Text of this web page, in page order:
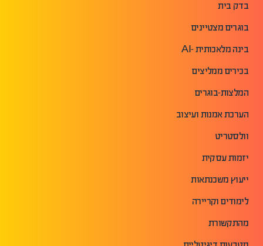
בדק בית
בוגרים מצטיינים
בינה מלאכותית -AI
בכירים ממליצים
המלצות-בוגרים
הערכת אמנות ועיצוב
וולסטריט
יזמות עסקית
ייעוץ משכנתאות
לימודים וקריירה
מהתקשורת